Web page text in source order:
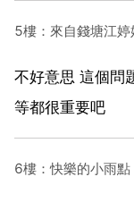
5樓：來自錢塘江
不好意思 這個問
等都很重要吧
6樓：快樂的小雨點